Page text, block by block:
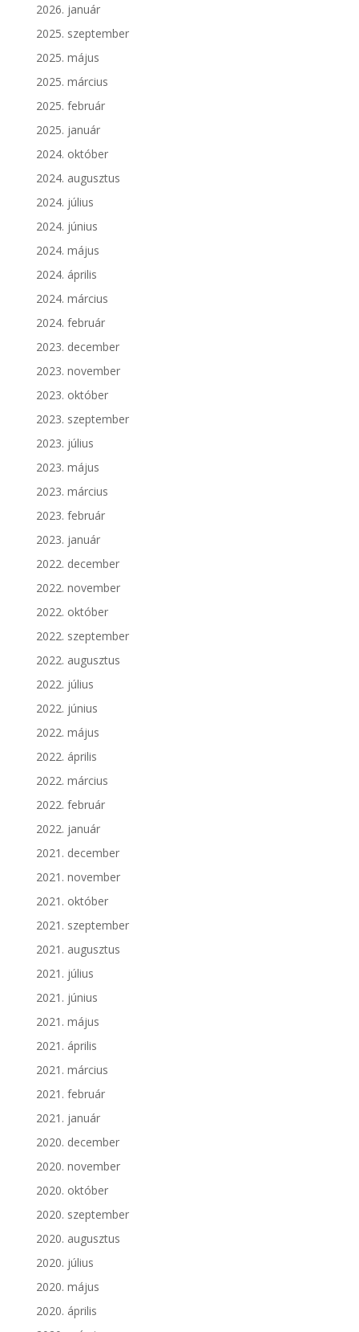
2026. január
2025. szeptember
2025. május
2025. március
2025. február
2025. január
2024. október
2024. augusztus
2024. július
2024. június
2024. május
2024. április
2024. március
2024. február
2023. december
2023. november
2023. október
2023. szeptember
2023. július
2023. május
2023. március
2023. február
2023. január
2022. december
2022. november
2022. október
2022. szeptember
2022. augusztus
2022. július
2022. június
2022. május
2022. április
2022. március
2022. február
2022. január
2021. december
2021. november
2021. október
2021. szeptember
2021. augusztus
2021. július
2021. június
2021. május
2021. április
2021. március
2021. február
2021. január
2020. december
2020. november
2020. október
2020. szeptember
2020. augusztus
2020. július
2020. május
2020. április